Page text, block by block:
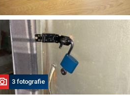
3 fotografie